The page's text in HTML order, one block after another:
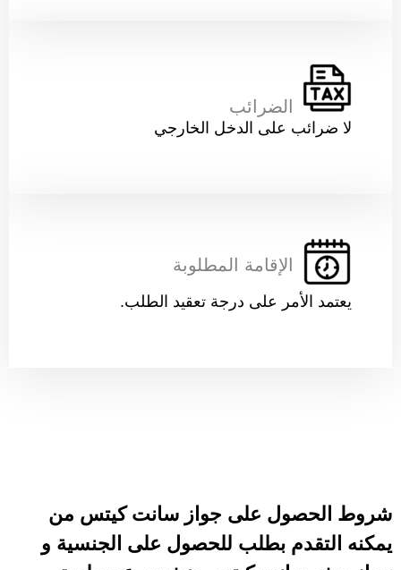
الضرائب
لا ضرائب على الدخل الخارجي
الإقامة المطلوبة
يعتمد الأمر على درجة تعقيد الطلب.
شروط الحصول على جواز سانت كيتس من
يمكنه التقدم بطلب للحصول على الجنسية و